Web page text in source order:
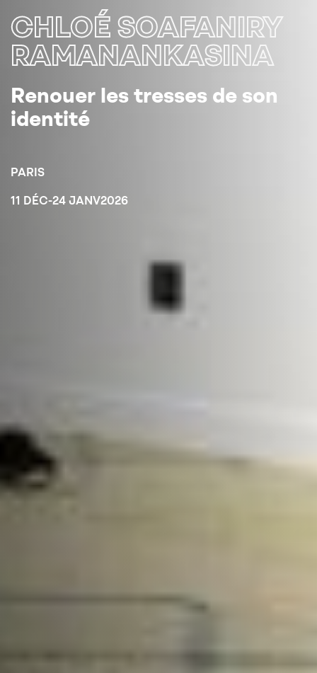
CHLOÉ SOAFANIRY
RAMANANKASINA
Renouer les tresses de son
identité
PARIS
11 DÉC-24 JANV2026